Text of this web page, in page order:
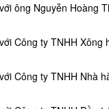
ông Nguyễn Hoàng
Công ty TNHH Xông
Công ty TNHH Nhà